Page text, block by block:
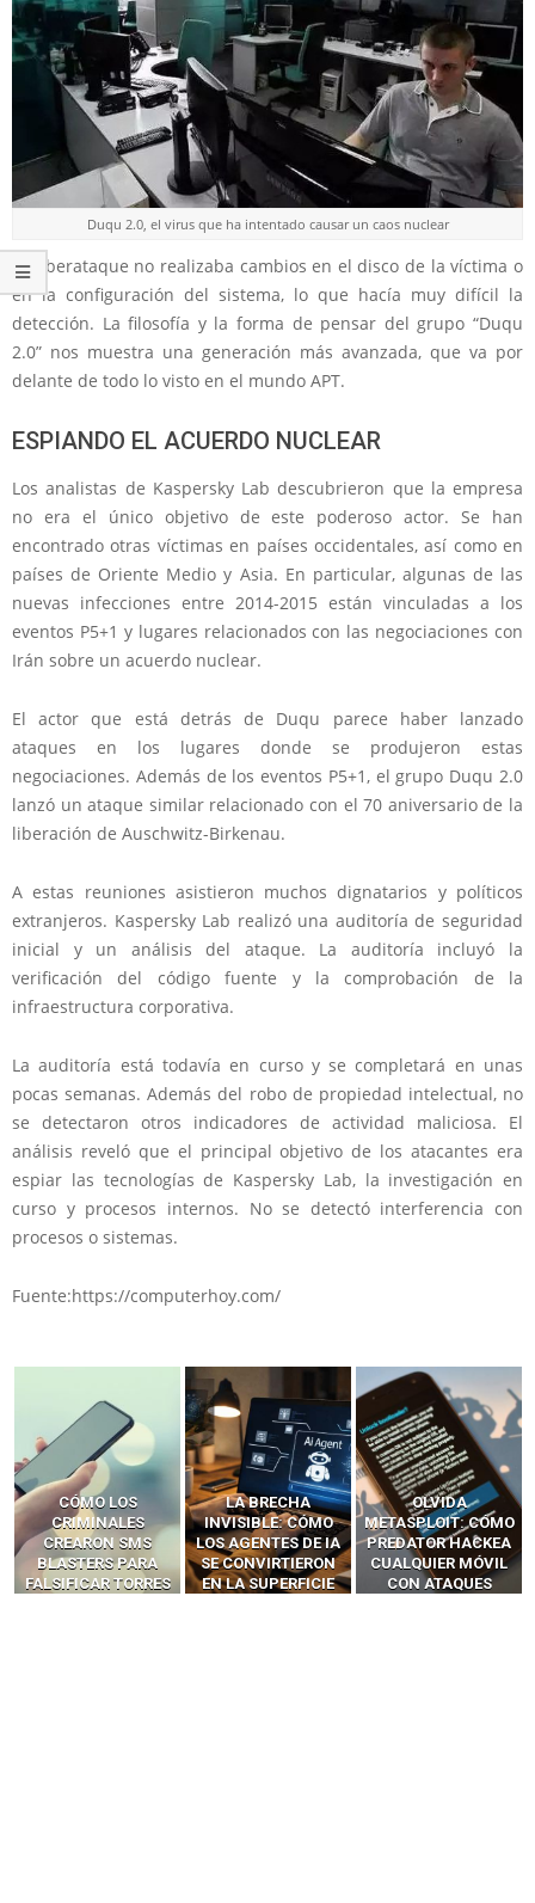
Duqu 2.0, el virus que ha intentado causar un caos nuclear
El ciberataque no realizaba cambios en el disco de la víctima o
en la configuración del sistema, lo que hacía muy difícil la
detección. La filosofía y la forma de pensar del grupo “Duqu
2.0” nos muestra una generación más avanzada, que va por
delante de todo lo visto en el mundo APT.
ESPIANDO EL ACUERDO NUCLEAR
Los analistas de Kaspersky Lab descubrieron que la empresa
no era el único objetivo de este poderoso actor. Se han
encontrado otras víctimas en países occidentales, así como en
países de Oriente Medio y Asia. En particular, algunas de las
nuevas infecciones entre 2014-2015 están vinculadas a los
eventos P5+1 y lugares relacionados con las negociaciones con
Irán sobre un acuerdo nuclear.
El actor que está detrás de Duqu parece haber lanzado
ataques en los lugares donde se produjeron estas
negociaciones. Además de los eventos P5+1, el grupo Duqu 2.0
lanzó un ataque similar relacionado con el 70 aniversario de la
liberación de Auschwitz-Birkenau.
A estas reuniones asistieron muchos dignatarios y políticos
extranjeros. Kaspersky Lab realizó una auditoría de seguridad
inicial y un análisis del ataque. La auditoría incluyó la
verificación del código fuente y la comprobación de la
infraestructura corporativa.
La auditoría está todavía en curso y se completará en unas
pocas semanas. Además del robo de propiedad intelectual, no
se detectaron otros indicadores de actividad maliciosa. El
análisis reveló que el principal objetivo de los atacantes era
espiar las tecnologías de Kaspersky Lab, la investigación en
curso y procesos internos. No se detectó interferencia con
procesos o sistemas.
Fuente:https://computerhoy.com/
LA BRECHA
INVISIBLE: CÓMO
LOS AGENTES DE IA
SE CONVIRTIERON
EN LA SUPERFICIE
OLVIDA
METASPLOIT: CÓMO
PREDATOR HACKEA
CUALQUIER MÓVIL
CON ATAQUES
CÓMO LOS HACKERS
INTERCEPTAN OTPS
Y LLAMADAS
MÓVILES SIN
‘HACKEAR’ — EL